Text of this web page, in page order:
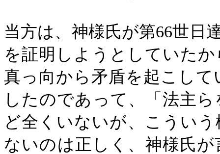
当方は、神様氏が第66世日
を証明しようとしていた
真っ向から矛盾を起こし
したのであって、「法主
ど全くいないが、こうい
ないのは正しく、神様氏